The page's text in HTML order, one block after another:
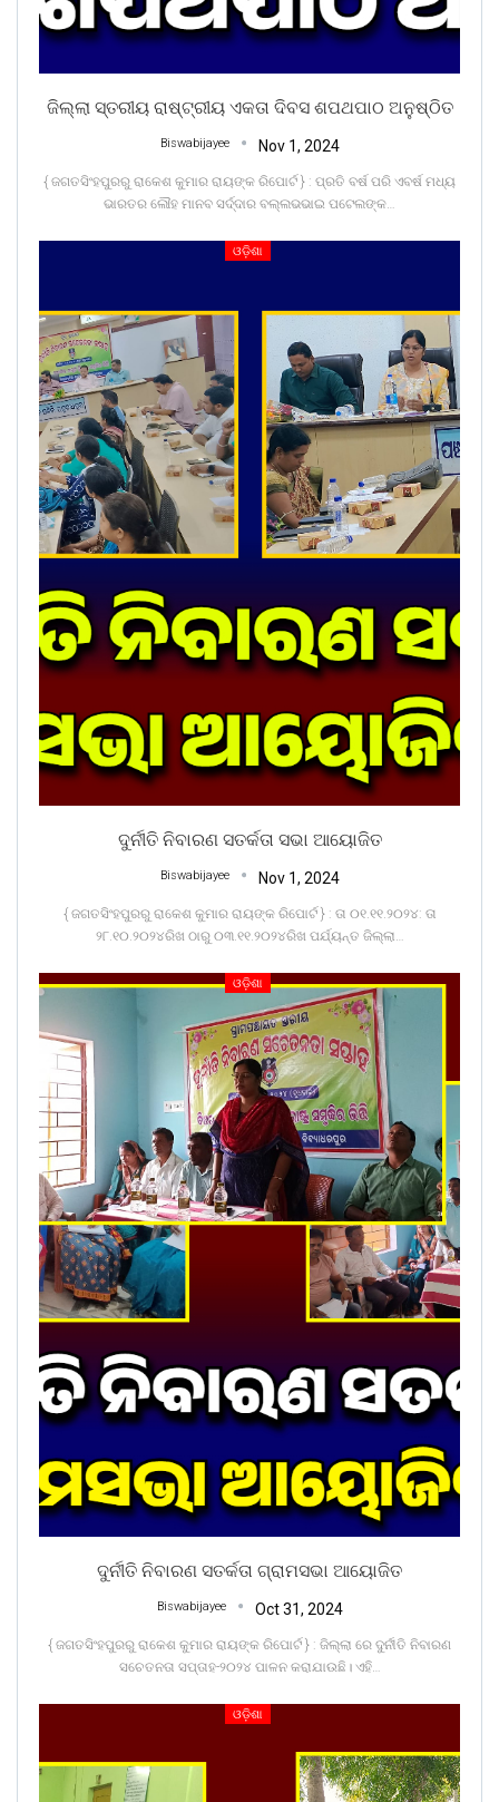
ଜିଲ୍ଲା ସ୍ତରୀୟ ରାଷ୍ଟ୍ରୀୟ ଏକତା ଦିବସ ଶପଥପାଠ ଅନୁଷ୍ଠିତ
Biswabijayee Nov 1, 2024
{ ଜଗତସିଂହପୁରରୁ ରାକେଶ କୁମାର ରାୟଙ୍କ ରିପୋର୍ଟ } : ପ୍ରତି ବର୍ଷ ପରି ଏବର୍ଷ ମଧ୍ୟ
ଭାରତର ଲୌହ ମାନବ ସର୍ଦ୍ଦାର ବଲ୍ଲଭଭାଇ ପଟେଲଙ୍କ…
ଓଡ଼ିଶା
ଦୁର୍ନୀତି ନିବାରଣ ସତର୍କତା ସଭା ଆୟୋଜିତ
Biswabijayee Nov 1, 2024
{ ଜଗତସିଂହପୁରରୁ ରାକେଶ କୁମାର ରାୟଙ୍କ ରିପୋର୍ଟ } : ତା ୦୧.୧୧.୨୦୨୪: ତା
୨୮.୧୦.୨୦୨୪ରିଖ ଠାରୁ ୦୩.୧୧.୨୦୨୪ରିଖ ପର୍ଯ୍ୟନ୍ତ ଜିଲ୍ଲା
ଓଡ଼ିଶା
ଦୁର୍ନୀତି ନିବାରଣ ସତର୍କତା ଗ୍ରାମସଭା ଆୟୋଜିତ
Biswabijayee Oct 31, 2024
{ ଜଗତସିଂହପୁରରୁ ରାକେଶ କୁମାର ରାୟଙ୍କ ରିପୋର୍ଟ } : ଜିଲ୍ଲା ରେ ଦୁର୍ନୀତି ନିବାରଣ
ସଚେତନତା ସପ୍ତାହ-୨୦୨୪ ପାଳନ କରାଯାଉଛି। ଏହି…
ଓଡ଼ିଶା